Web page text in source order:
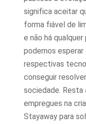
significa aceitar
forma fiável de
e não há
podemos esperar
respectivas
conseguir
sociedade. Resta
empregues na
Stayaway para